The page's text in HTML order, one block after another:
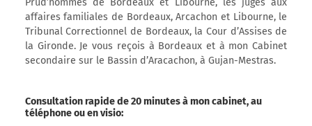
Prud’hommes de Bordeaux et Libourne, les juges aux
affaires familiales de Bordeaux, Arcachon et Libourne, le
Tribunal Correctionnel de Bordeaux, la Cour d’Assises de
la Gironde. Je vous reçois à Bordeaux et à mon Cabinet
secondaire sur le Bassin d’Aracachon, à Gujan-Mestras.
Consultation rapide de 20 minutes à mon cabinet, au
téléphone ou en visio: